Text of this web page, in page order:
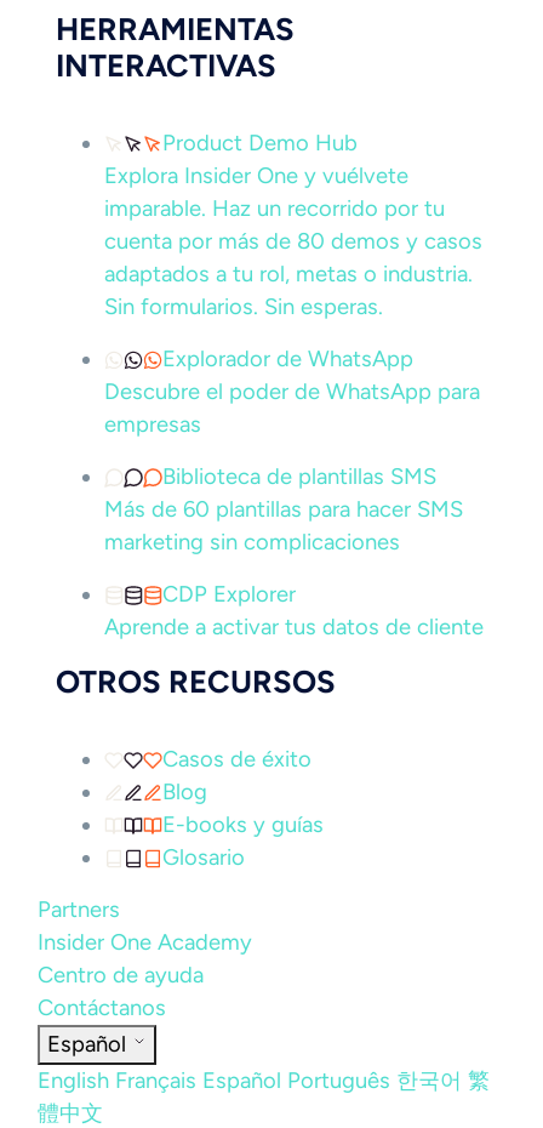
HERRAMIENTAS
INTERACTIVAS
Product Demo Hub
Explora Insider One y vuélvete
imparable. Haz un recorrido por tu
cuenta por más de 80 demos y casos
adaptados a tu rol, metas o industria.
Sin formularios. Sin esperas.
Explorador de WhatsApp
Descubre el poder de WhatsApp para
empresas
Biblioteca de plantillas SMS
Más de 60 plantillas para hacer SMS
marketing sin complicaciones
CDP Explorer
Aprende a activar tus datos de cliente
OTROS RECURSOS
Casos de éxito
Blog
E-books y guías
Glosario
Partners
Insider One Academy
Centro de ayuda
Contáctanos
Español
English Français Español Português 한국어 繁
體中文